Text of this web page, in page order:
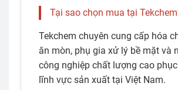
Tại sao chọn mua tại
Tekchem chuyên cung cấp hóa
ăn mòn, phụ gia xử lý bề mặt và
công nghiệp chất lượng cao
lĩnh vực sản xuất tại Việt Nam.